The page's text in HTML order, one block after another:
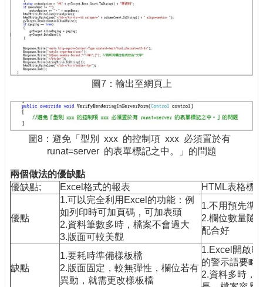
圖7：輸出至網頁上
圖8：避免「型別 xxx 的控制項 xxx 必須置於有
runat=server 的表單標記之中。」的問題
兩個做法的優缺點
優缺點;
Excel格式的報表 HTML表格標
優點
1.可以完全利用Excel的功能：例
如列印時可加頁碼，可加表頭
2.資料筆數多時，檔案不會過大
3.版面可較美觀
1.不用預先準
2.欄位數量隨
配合好
缺點
1.要耗時準備樣板檔
2.版面固定，較無彈性，欄位若有
異動，就需更改樣板檔
1.Excel開啟
的警示語要略
2.資料多時，